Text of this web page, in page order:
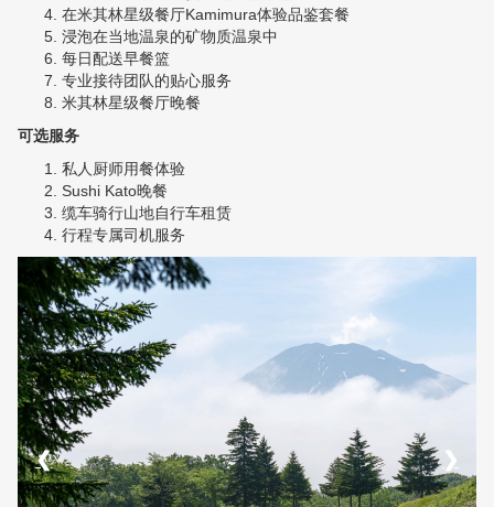
在米其林星级餐厅Kamimura体验品鉴套餐
浸泡在当地温泉的矿物质温泉中
每日配送早餐篮
专业接待团队的贴心服务
米其林星级餐厅晚餐
可选服务
私人厨师用餐体验
Sushi Kato晚餐
缆车骑行山地自行车租赁
行程专属司机服务
❮ ❯